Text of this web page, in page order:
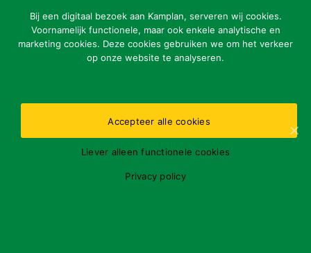
5281 RN Boxtel
Tel: 31 (0)411-615700
info@kamplan.com
Openingstijden kantoor:
ma-vr 7.00-16.00 uur
Gelieve storingen buiten openingstijden enkel te melden
Bij een digitaal bezoek aan Kamplan, serveren wij cookies.
Voornamelijk functionele, maar ook enkele analytische en
marketing cookies. Deze cookies gebruiken we om het verkeer
op onze website te analyseren.
Accepteer alle cookies
Liever alleen functionele cookies
Privacy policy